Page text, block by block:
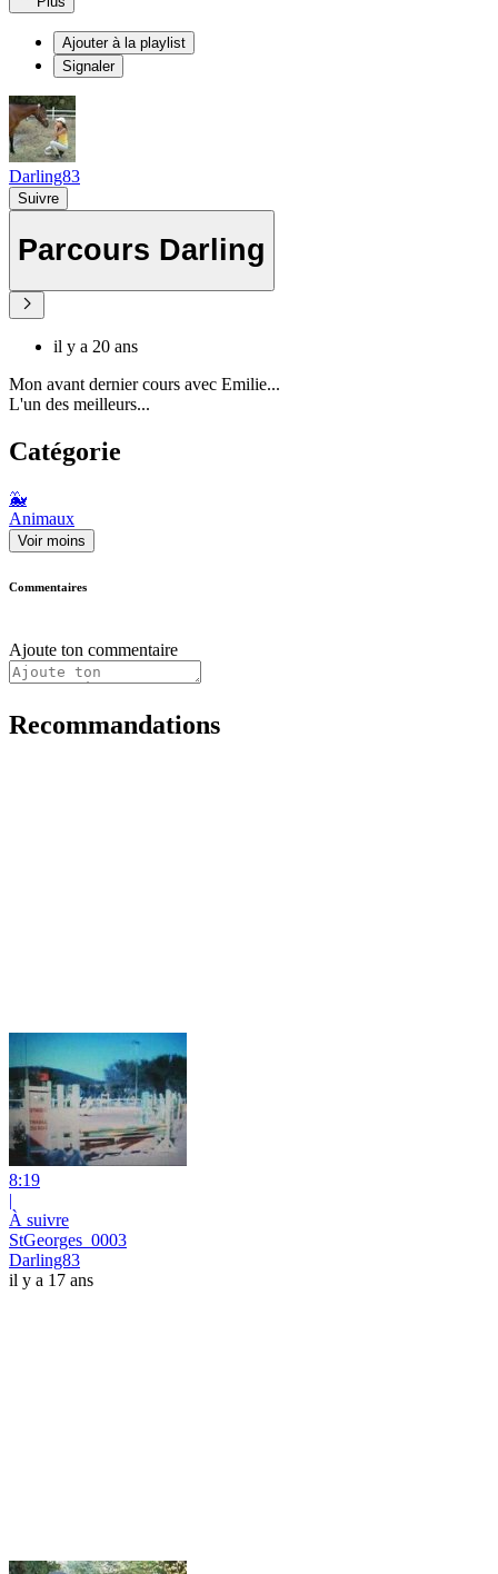
Ajouter à la playlist
Signaler
Darling83
Suivre
Parcours Darling
il y a 20 ans
Mon avant dernier cours avec Emilie...
L'un des meilleurs...
Catégorie
🐳
Animaux
Voir moins
Commentaires
Ajoute ton commentaire
Recommandations
8:19
|
À suivre
StGeorges_0003
Darling83
il y a 17 ans